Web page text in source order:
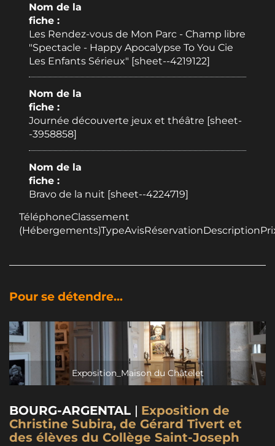
Nom de la
fiche :
Les Rendez-vous de Mon Parc - Champ libre
"Spectacle - Happy Apocalypse To You Cie
Les Enfants Sérieux" [sheet--4219122]
Nom de la
fiche :
Journée découverte jeux et théâtre [sheet-
-3958858]
Nom de la
fiche :
Bravo de la nuit [sheet--4224719]
TéléphoneClassement
Pour se détendre...
Exposition_Maison du Châtelet
BOURG-ARGENTAL | Exposition de
Christine Subira, de Gérard Tivert et
des élèves du Collège Saint-Joseph